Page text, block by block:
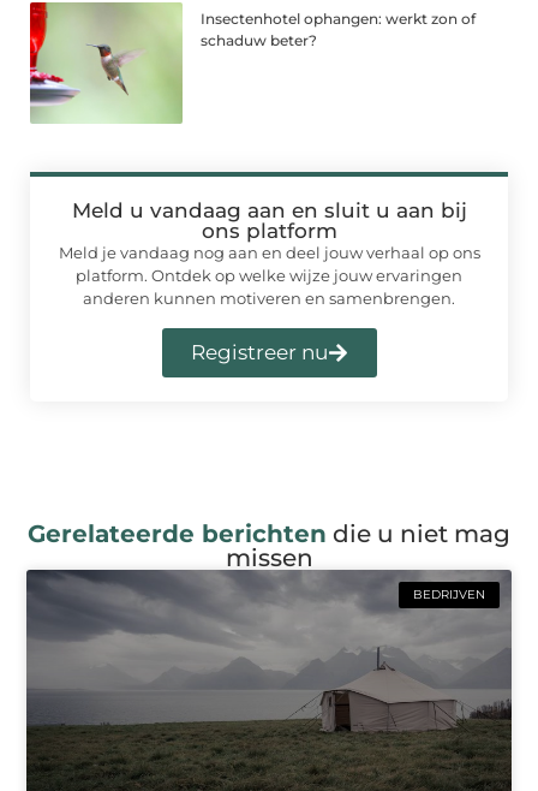
Insectenhotel ophangen: werkt zon of
schaduw beter?
Meld u vandaag aan en sluit u aan bij
ons platform
Meld je vandaag nog aan en deel jouw verhaal op ons
platform. Ontdek op welke wijze jouw ervaringen
anderen kunnen motiveren en samenbrengen.
Registreer nu
Gerelateerde berichten die u niet mag
missen
BEDRIJVEN